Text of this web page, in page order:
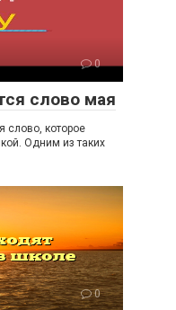
0
слово мая
слово, которое
Одним из таких
0